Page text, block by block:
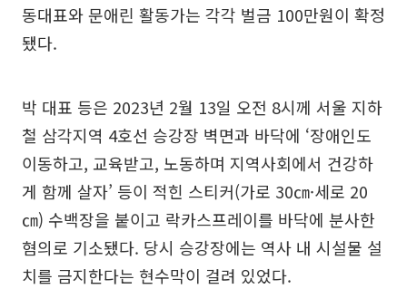
동대표와 문애린 활동가는 각각 벌금 100만원이 확정
됐다.
박 대표 등은 2023년 2월 13일 오전 8시께 서울 지하
철 삼각지역 4호선 승강장 벽면과 바닥에 ‘장애인도
이동하고, 교육받고, 노동하며 지역사회에서 건강하
게 함께 살자’ 등이 적힌 스티커(가로 30㎝·세로 20
㎝) 수백장을 붙이고 락카스프레이를 바닥에 분사한
혐의로 기소됐다. 당시 승강장에는 역사 내 시설물 설
치를 금지한다는 현수막이 걸려 있었다.